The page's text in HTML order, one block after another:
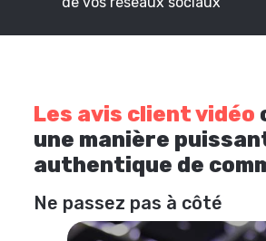
Les avis client vidéo
une manière
authentique de
Ne passez pas à côté